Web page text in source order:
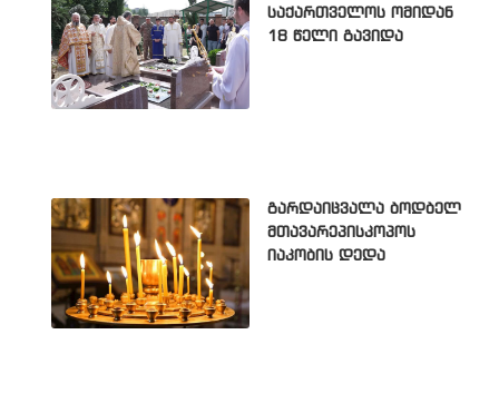
საქართველოს ომიდან
18 წელი გავიდა
გარდაიცვალა ბოდბელ
მთავარეპისკოპოს
იაკობის დედა